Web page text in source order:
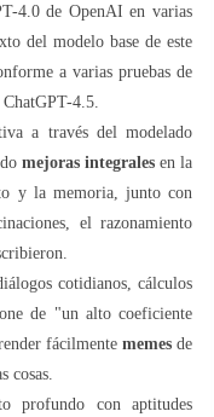
4.0 de OpenAI en varias
del modelo base de este
a varias pruebas de
4.5.
a través del modelado
mejoras integralesen la
y la memoria, junto con
el razonamiento
cotidianos, cálculos
de "un alto coeficiente
fácilmente memes de
cosas.
profundo con aptitudes